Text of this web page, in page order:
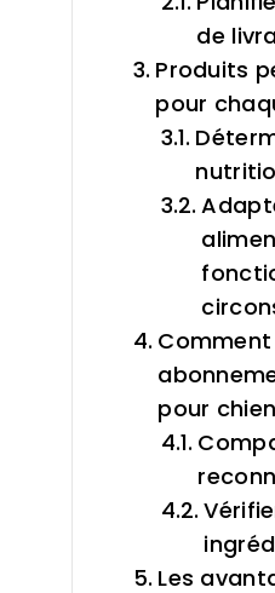
de
Produits
pour
pour
Les